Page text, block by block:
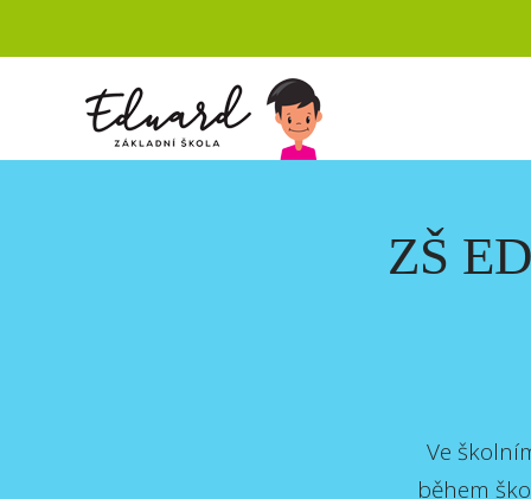
ZŠ
Ve
během